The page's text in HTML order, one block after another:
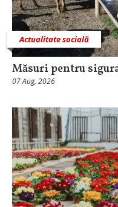
Actualitate socială
Măsuri pentru
07 Aug, 2026